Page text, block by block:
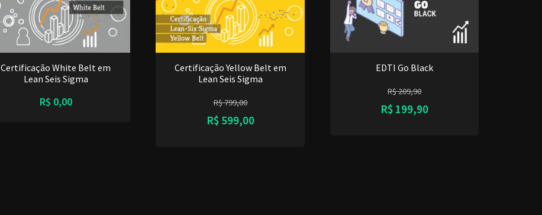
Certificação White Belt em
Lean Seis Sigma
R$ 0,00
Certificação Yellow Belt em
Lean Seis Sigma
R$799,00
R$599,00
EDTI Go Black
R$209,90
R$ 199,90